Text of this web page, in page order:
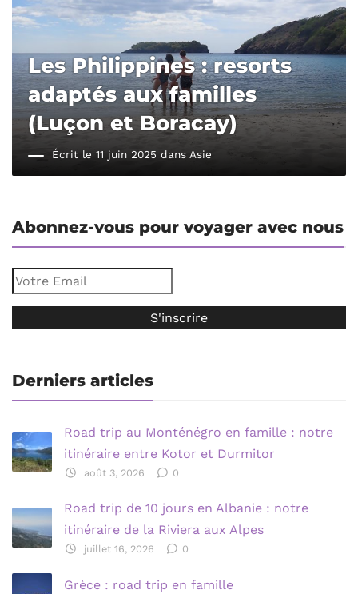
Les Philippines : resorts
adaptés aux familles
(Luçon et Boracay)
Écrit le 11 juin 2025 dans Asie
Abonnez-vous pour voyager avec nous
Derniers articles
Road trip au Monténégro en famille : notre
itinéraire entre Kotor et Durmitor
août 3, 2026 0
Road trip de 10 jours en Albanie : notre
itinéraire de la Riviera aux Alpes
juillet 16, 2026 0
Grèce : road trip en famille